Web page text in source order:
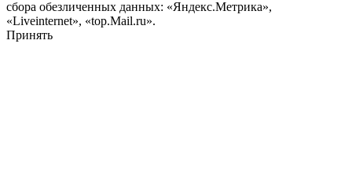
сбора обезличенных данных: «Яндекс.Метрика»,
«Liveinternet», «top.Mail.ru».
Принять